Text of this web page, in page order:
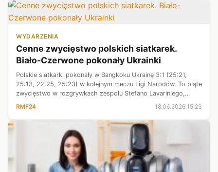
WYDARZENIA
Cenne zwycięstwo polskich siatkarek.
Biało-Czerwone pokonały Ukrainki
​Polskie siatkarki pokonały w Bangkoku Ukrainę 3:1 (25:21,
25:13, 22:25, 25:23) w kolejnym meczu Ligi Narodów. To piąte
zwycięstwo w rozgrywkach zespołu Stefano Lavariniego,
który w sobotę zmierzy się z Holandią.
RMF24 18.06.2026 15:23